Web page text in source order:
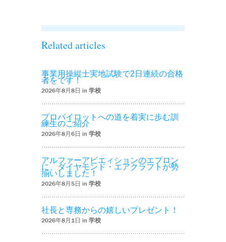
Related articles
事業用操縦士実地試験で2日連続の合格
者をです！
2026年8月8日 in 学校
プロパイロットへの道を着実に歩む訓
練生のご紹介
2026年8月6日 in 学校
アルファーアビエィションのエプロン
に、ダイヤモンド・エアクラフトが勢
揃いしました！
2026年8月5日 in 学校
社長と専務からの嬉しいプレゼント！
2026年8月1日 in 学校